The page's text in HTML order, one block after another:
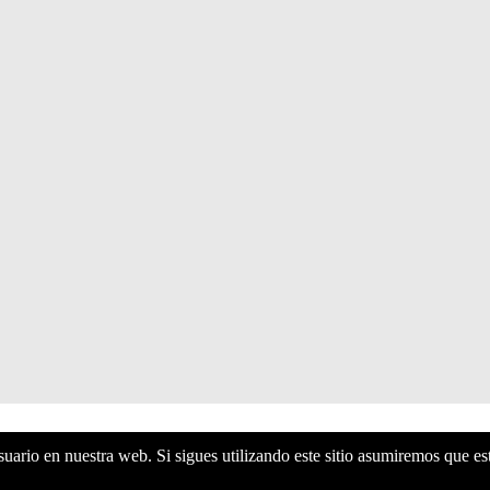
en nuestra web. Si sigues utilizando este sitio asumiremos que